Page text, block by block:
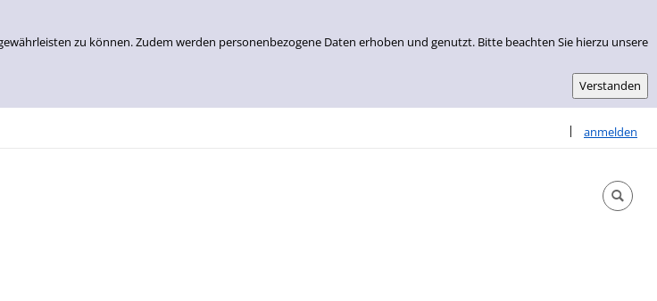
zu können. Zudem werden personenbezogene Daten erhoben und genutzt. Bitte beachten Sie hierzu unsere
| anmelden
Sprache